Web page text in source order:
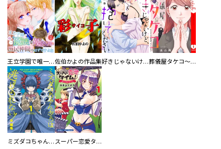
王立学園で唯一魔法が使えない庶民仲間のはずですよね～実は王子様で私を溺愛しているなんて告白はやめてください～佐伯かよの作品集 好きじゃないけど、抱いてください【電子単行本版／特典おまけ付き】 葬儀屋タケコ～あなたの最期、叶えます【電子単行本版】
ミズダコちゃんからは逃げられない！ スーパー恋愛タイム！～現場でドＳな彼女は自宅でデレる～